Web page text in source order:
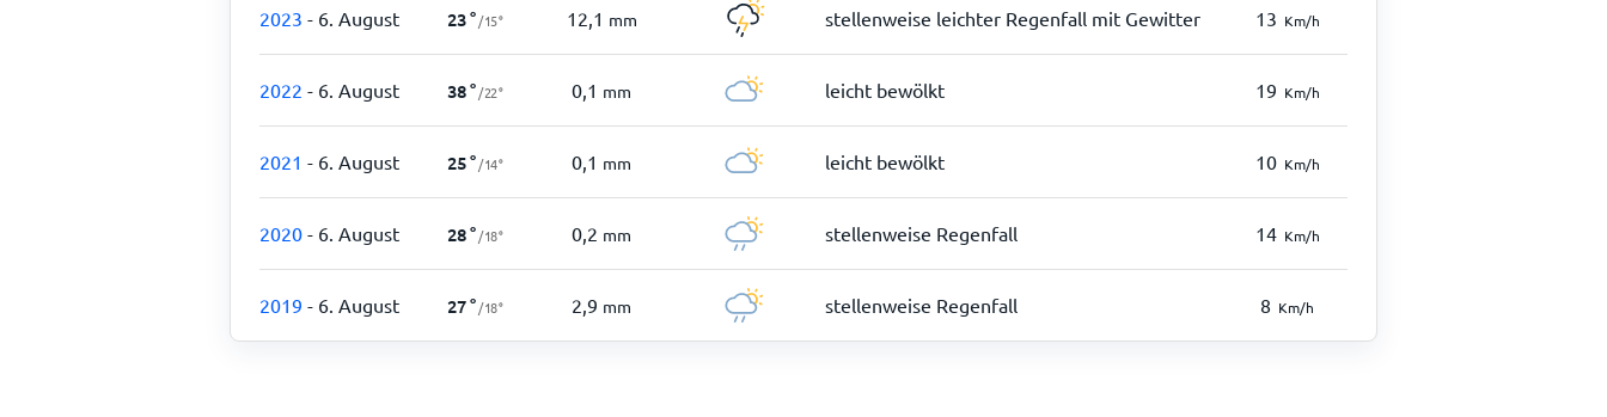
2023 - 6. August 23° /15° 12,1 mm stellenweise leichter Regenfall mit Gewitter 13 Km/h
2022 - 6. August 38° /22° 0,1 mm leicht bewölkt 19 Km/h
2021 - 6. August 25° /14° 0,1 mm leicht bewölkt 10 Km/h
2020 - 6. August 28° /18° 0,2 mm stellenweise Regenfall 14 Km/h
2019 - 6. August 27° /18° 2,9 mm stellenweise Regenfall 8 Km/h